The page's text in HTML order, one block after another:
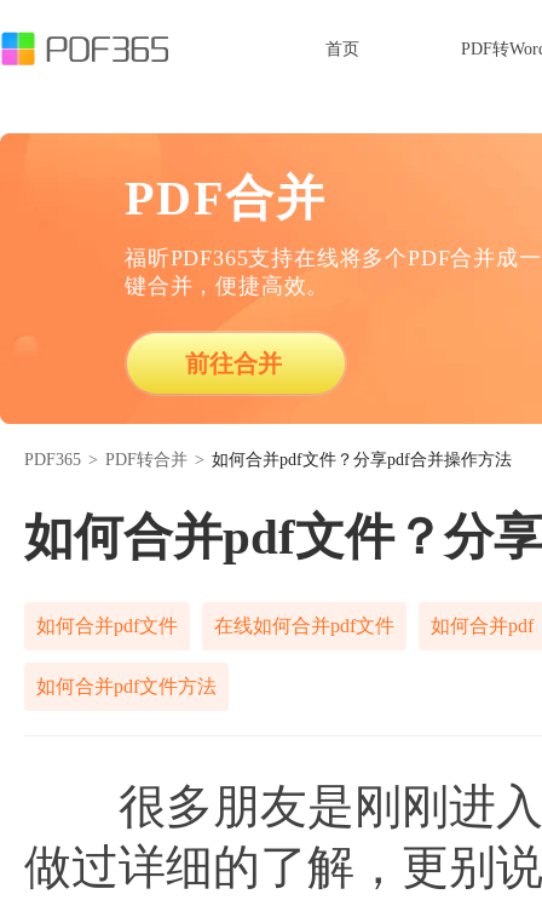
首页 PDF转
PDF合并
福昕PDF365支持在线将多个PDF合并成
键合并，便捷高效。
前往合并
PDF365 > PDF转合并 > 如何合并pdf文件？分享pdf合并操作方法
如何合并pdf文件？分
如何合并pdf文件 在线如何合并pdf文件 如何合并pdf
如何合并pdf文件方法
很多朋友是刚刚进入
做过详细的了解，更别